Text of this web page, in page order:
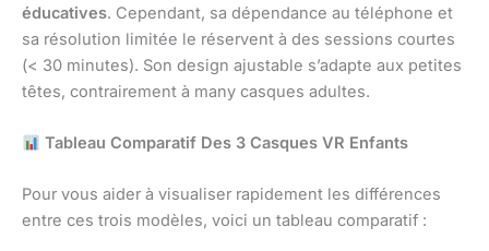
éducatives. Cependant, sa dépendance au téléphone et
sa résolution limitée le réservent à des sessions courtes
(< 30 minutes). Son design ajustable s’adapte aux petites
têtes, contrairement à many casques adultes.
Tableau Comparatif Des 3 Casques VR Enfants
Pour vous aider à visualiser rapidement les différences
entre ces trois modèles, voici un tableau comparatif :